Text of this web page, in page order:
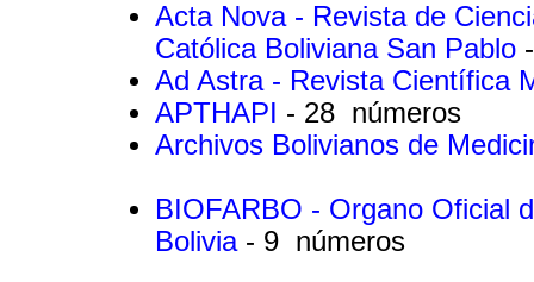
Acta Nova - Revista de
Católica Boliviana San Pablo
Ad Astra - Revista Científica
APTHAPI - 28 números
Archivos Bolivianos de
BIOFARBO - Organo Oficial
Bolivia - 9 números